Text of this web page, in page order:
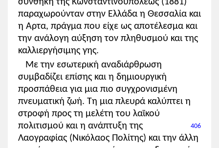
συνθήκη της Κωνσταντινουπόλεως (1881)
παραχωρούνταν στην Ελλάδα η Θεσσαλία και
η Αρτα, πράγμα που είχε ως αποτέλεσμα και
την ανάλογη αύξηση τον πληθυσμού και της
καλλιεργήσιμης γης.
Με την εσωτερική αναδιάρθρωση
συμβαδίζει επίσης και η δημιουργική
προσπάθεια για μια πιο συγχρονισμένη
πνευματική ζωή. Τη μια πλευρά καλύπτει η
στροφή προς τη μελέτη του λαϊκού
πολιτισμού και
406
η ανάπτυξη της
Λαογραφίας (Νικόλαος Πολίτης) και την άλλη